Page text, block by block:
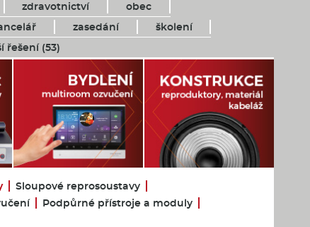
zdravotnictví
obec
zasedání
školení
řešení (53)
Sloupové reprosoustavy
Podpůrné přístroje a moduly